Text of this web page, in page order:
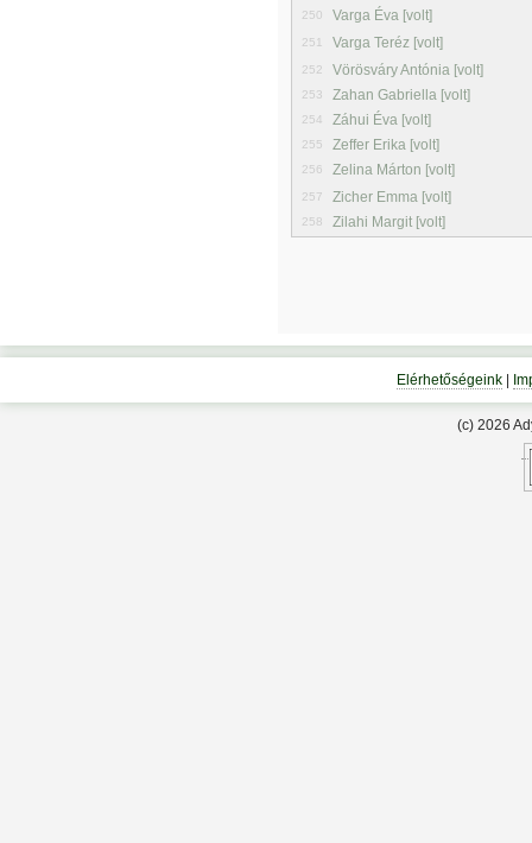
250 Varga Éva [volt]
251 Varga Teréz [volt]
252 Vörösváry Antónia [volt]
253 Zahan Gabriella [volt]
254 Záhui Éva [volt]
255 Zeffer Erika [volt]
256 Zelina Márton [volt]
257 Zicher Emma [volt]
258 Zilahi Margit [volt]
Elérhetőségeink|
(c) 2026